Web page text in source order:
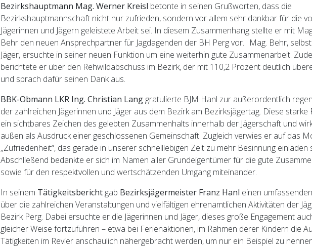
Bezirkshauptmann Mag. Werner Kreisl betonte in seinen Grußworten, dass die
Bezirkshauptmannschaft nicht nur zufrieden, sondern vor allem sehr dankbar für die
Jägerinnen und Jägern geleistete Arbeit sei. In diesem Zusammenhang stellte er mit
Behr den neuen Ansprechpartner für Jagdagenden der BH Perg vor. Mag. Behr,
Jäger, ersuchte in seiner neuen Funktion um eine weiterhin gute Zusammenarbeit.
berichtete er über den Rehwildabschuss im Bezirk, der mit 110,2 Prozent deutlich
und sprach dafür seinen Dank aus.
BBK-Obmann LKR Ing. Christian Lang gratulierte BJM Hanl zur außerordentlich
der zahlreichen Jägerinnen und Jäger aus dem Bezirk am Bezirksjägertag. Diese starke
ein sichtbares Zeichen des gelebten Zusammenhalts innerhalb der Jägerschaft und
außen als Ausdruck einer geschlossenen Gemeinschaft. Zugleich verwies er auf das
„Zufriedenheit“, das gerade in unserer schnelllebigen Zeit zu mehr Besinnung einladen
Abschließend bedankte er sich im Namen aller Grundeigentümer für die gute
sowie für den respektvollen und wertschätzenden Umgang miteinander.
In seinem Tätigkeitsbericht gab Bezirksjägermeister Franz Hanl einen
über die zahlreichen Veranstaltungen und vielfältigen ehrenamtlichen Aktivitäten der
Bezirk Perg. Dabei ersuchte er die Jägerinnen und Jäger, dieses große Engagement
gleicher Weise fortzuführen – etwa bei Ferienaktionen, im Rahmen derer Kindern die
Tätigkeiten im Revier anschaulich nähergebracht werden, um nur ein Beispiel zu